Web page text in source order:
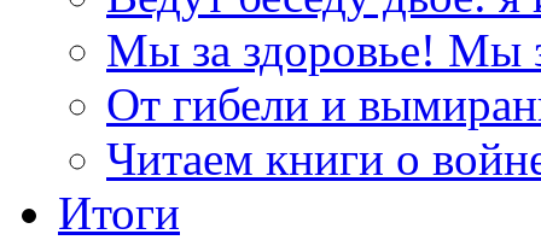
Мы за здоровье! Мы
От гибели и
Читаем книги о
Итоги